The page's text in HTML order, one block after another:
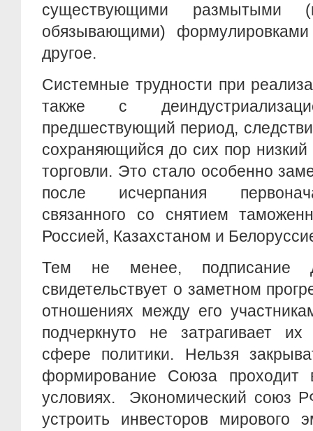
существующими
обязывающими)
другое.
Системные трудности при
также с
предшествующий период,
сохраняющийся до сих пор низкий
торговли. Это стало особенно
после исчерпания
связанного со снятием
Россией, Казахстаном и
Тем не менее, подписание
свидетельствует о заметном
отношениях между его
подчеркнуто не затрагивает
сфере политики. Нельзя
формирование Союза проходит
условиях. Экономический союз
устроить инвесторов мирового